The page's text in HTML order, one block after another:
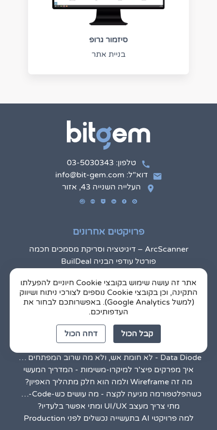
אתר זה עושה שימוש בקובצי Cookie חיוניים להפעלתו
התקינה, וכן בקובצי Cookie נוספים לצורכי ניתוח ושיווק
(למשל Google Analytics). באפשרותכם לבחור את
העדפותיכם.
קבל הכול דחה הכול
סיזמור גרופ
בניית אתר
טלפון: 03-5030343
דוא"ל: info@bit-gem.com
העלייה השנייה 43, אזור
פרויקטים אחרונים
ArcScanner – דיגיטציה וסריקת מסמכים חכמה
פורטל עודפי הבניה BuilDeal
POWERBEAT - אפליקציה חכמה לכיול ומדידת הספק ברכיבת אופניים
DrugQuest
אפליקצית MaxMesh
כתבות חדשות
Data Diode - לא חומת אש, ולא מה שרוב המפתחים מצפים לו
איך מפרקים פיצ'ר למיקרו-משימות - המדריך המעשי
מה זה Wireframe ולמה הוא חלק מתהליך האפיון?
כשהפלטפורמה מגיעה לקצה - מה עושים כש-Low-Code לא מספיק
מתי צריך מעצב UI/UX ומתי אפשר בלעדיו?
למה פרויקטי AI בתעשייה נכשלים לפני Production